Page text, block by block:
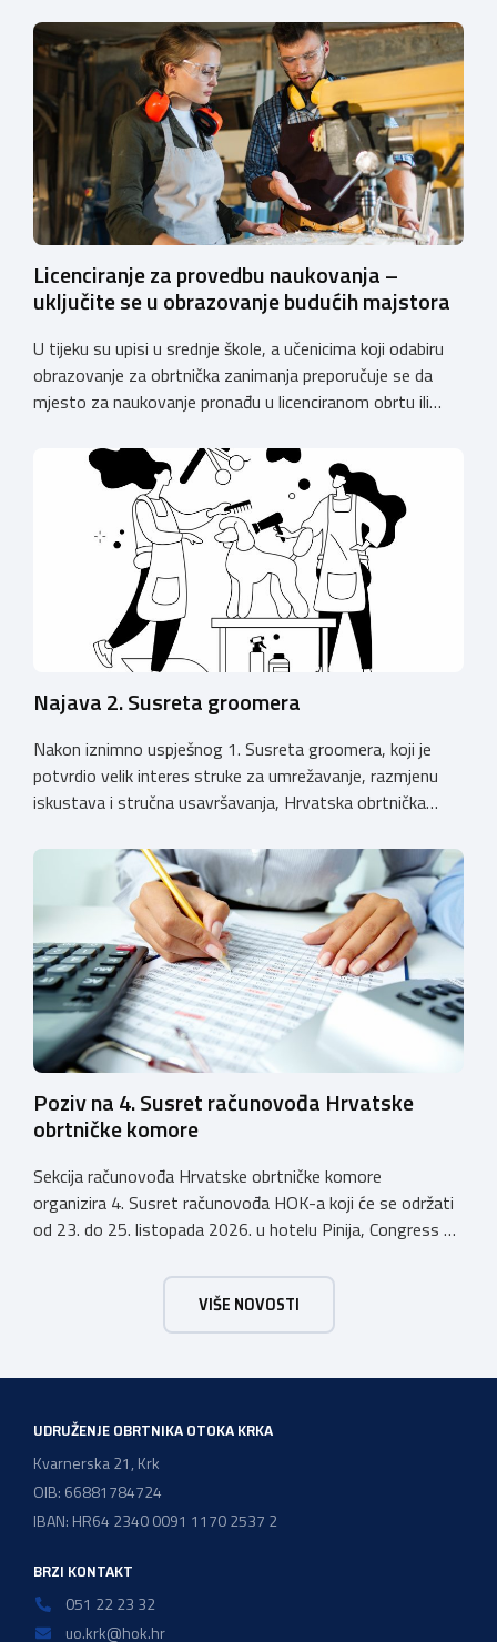
Licenciranje za provedbu naukovanja –
uključite se u obrazovanje budućih majstora
U tijeku su upisi u srednje škole, a učenicima koji odabiru
obrazovanje za obrtnička zanimanja preporučuje se da
mjesto za naukovanje pronađu u licenciranom obrtu ili
koji još nemaju licenciju da pokrenu postupak
licenciranja kako bi budućim učenicima omogućili
kvalitetno i sigurno stjecanje praktičnih znanja, a
istodobno ulagali u razvoj […]
Najava 2. Susreta groomera
Nakon iznimno uspješnog 1. Susreta groomera, koji je
potvrdio velik interes struke za umrežavanje, razmjenu
iskustava i stručna usavršavanja, Hrvatska obrtnička
održati 12. rujna u Kongresnom centru na Zagrebačkom
velesajmu. Susret će i ove godine okupiti groomere,
stručnjake i zaljubljenike u njegu pasa iz cijele Hrvatske,
[…]
Poziv na 4. Susret računovođa Hrvatske
obrtničke komore
Sekcija računovođa Hrvatske obrtničke komore
organizira 4. Susret računovođa HOK-a koji će se održati
od 23. do 25. listopada 2026. u hotelu Pinija, Congress &
otvoren u petak, 23. listopada 2026. u
poslijepodnevnim, uz uvodno predavanje i pozdrav
domaćina. Tijekom subote, 24. listopada, održavat će se
VIŠE NOVOSTI
UDRUŽENJE OBRTNIKA OTOKA KRKA
Kvarnerska 21, Krk
OIB: 66881784724
IBAN: HR64 2340 0091 1170 2537 2
BRZI KONTAKT
051 22 23 32
uo.krk@hok.hr